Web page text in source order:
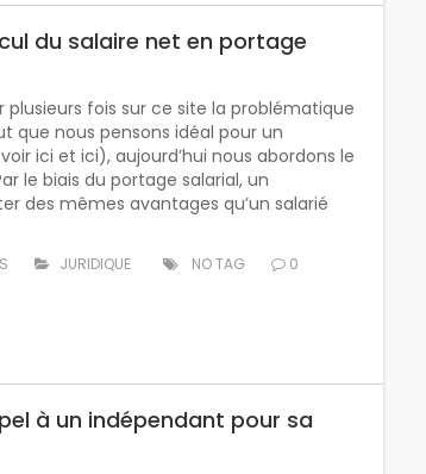
du salaire net en portage
plusieurs fois sur ce site la problématique
que nous pensons idéal pour un
ici et ici), aujourd’hui nous abordons le
le biais du portage salarial, un
des mêmes avantages qu’un salarié
JURIDIQUE NO TAG 0
à un indépendant pour sa